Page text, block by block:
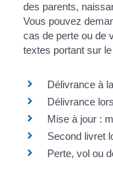
des parents,
Vous pouvez
cas de perte ou de
textes portant sur
Délivrance à
Délivrance
Mise à jour :
Second livret
Perte, vol ou